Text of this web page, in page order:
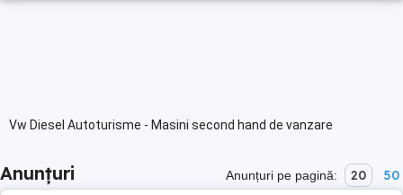
Vw Diesel Autoturisme - Masini second hand de vanzare
Anunțuri Anunțuri pe pagină: 20 50